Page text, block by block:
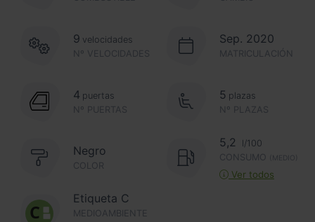
Nº VELOCIDADES
9 velocidades Sep. 2020
MATRICULACIÓN
Nº PUERTAS
4 puertas
Nº PLAZAS
5 plazas
Negro
COLOR
5,2
l/100
CONSUMO
(MEDIO)
Ver todos
Etiqueta C
MEDIOAMBIENTE